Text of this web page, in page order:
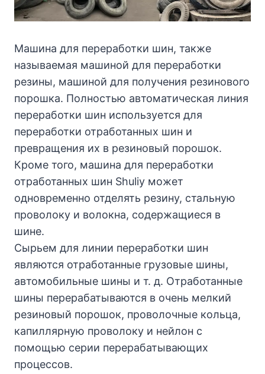
Машина для переработки шин, также
называемая машиной для переработки
резины, машиной для получения резинового
порошка. Полностью автоматическая линия
переработки шин используется для
переработки отработанных шин и
превращения их в резиновый порошок.
Кроме того, машина для переработки
отработанных шин Shuliy может
одновременно отделять резину, стальную
проволоку и волокна, содержащиеся в
шине.
Сырьем для линии переработки шин
являются отработанные грузовые шины,
автомобильные шины и т. д. Отработанные
шины перерабатываются в очень мелкий
резиновый порошок, проволочные кольца,
капиллярную проволоку и нейлон с
помощью серии перерабатывающих
процессов.